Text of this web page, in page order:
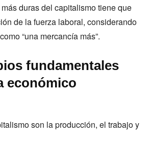
duras del capitalismo tiene que
de la fuerza laboral, considerando
“una mercancía más”.
fundamentales
económico
son la producción, el trabajo y